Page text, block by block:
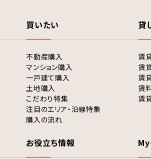
買いたい
不動産購入
マンション購入
一戸建て購入
土地購入
こだわり特集
注目のエリア・沿線特集
購入の流れ
貸
賃
賃
賃
賃
賃
お役立ち情報